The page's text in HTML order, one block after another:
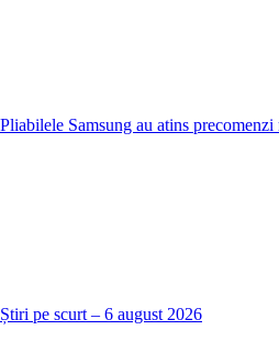
Pliabilele Samsung au atins
Știri pe scurt – 6 august 2026